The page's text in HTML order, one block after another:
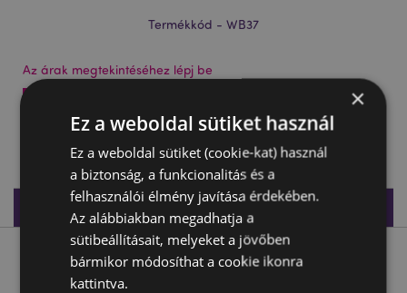
Termékkód - WB37
Az árak megtekintéséhez lépj be
Termékleírás
Termékleírás
×
Ez a weboldal sütiket használ
Ez a weboldal sütiket (cookie-kat) használ
a biztonság, a funkcionalitás és a
felhasználói élmény javítása érdekében.
Az alábbiakban megadhatja a
sütibeállításait, melyeket a jövőben
bármikor módosíthat a cookie ikonra
kattintva.